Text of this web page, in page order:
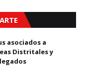
asociados a
Distritales y